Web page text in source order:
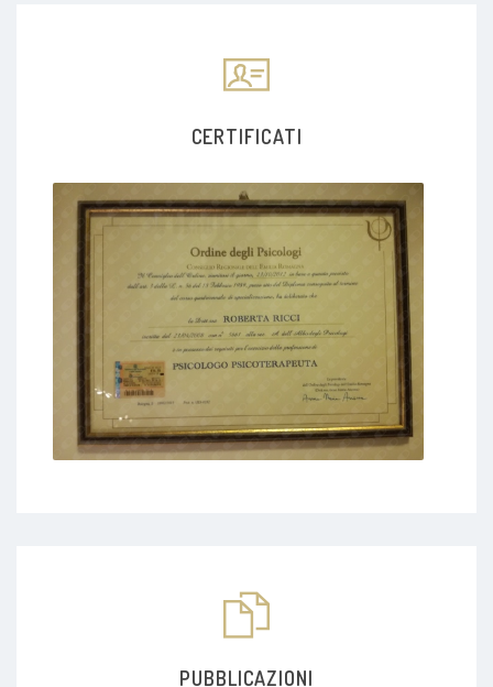
CERTIFICATI
PUBBLICAZIONI